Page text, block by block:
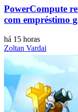
PowerCompute
com empréstimo
há 15 horas
Zoltan Vardai